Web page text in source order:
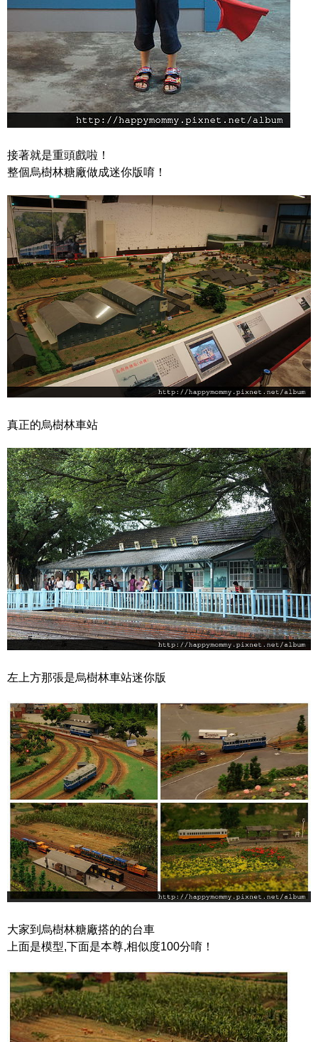
接著就是重頭戲啦！
整個烏樹林糖廠做成迷你版唷！
真正的烏樹林車站
左上方那張是烏樹林車站迷你版
大家到烏樹林糖廠搭的的台車
上面是模型,下面是本尊,相似度100分唷！